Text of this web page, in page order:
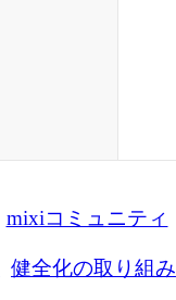
mixiコミュニティ
健全化の取り組み